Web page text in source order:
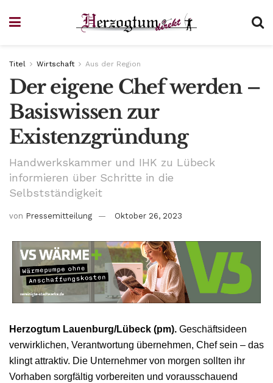
Titel Wirtschaft Aus der Region
Der eigene Chef werden –
Basiswissen zur
Existenzgründung
Handwerkskammer und IHK zu Lübeck
informieren über Schritte in die
Selbstständigkeit
von Pressemitteilung Oktober 26, 2023
Herzogtum Lauenburg/Lübeck (pm). Geschäftsideen
verwirklichen, Verantwortung übernehmen, Chef sein – das
klingt attraktiv. Die Unternehmer von morgen sollten ihr
Vorhaben sorgfältig vorbereiten und vorausschauend